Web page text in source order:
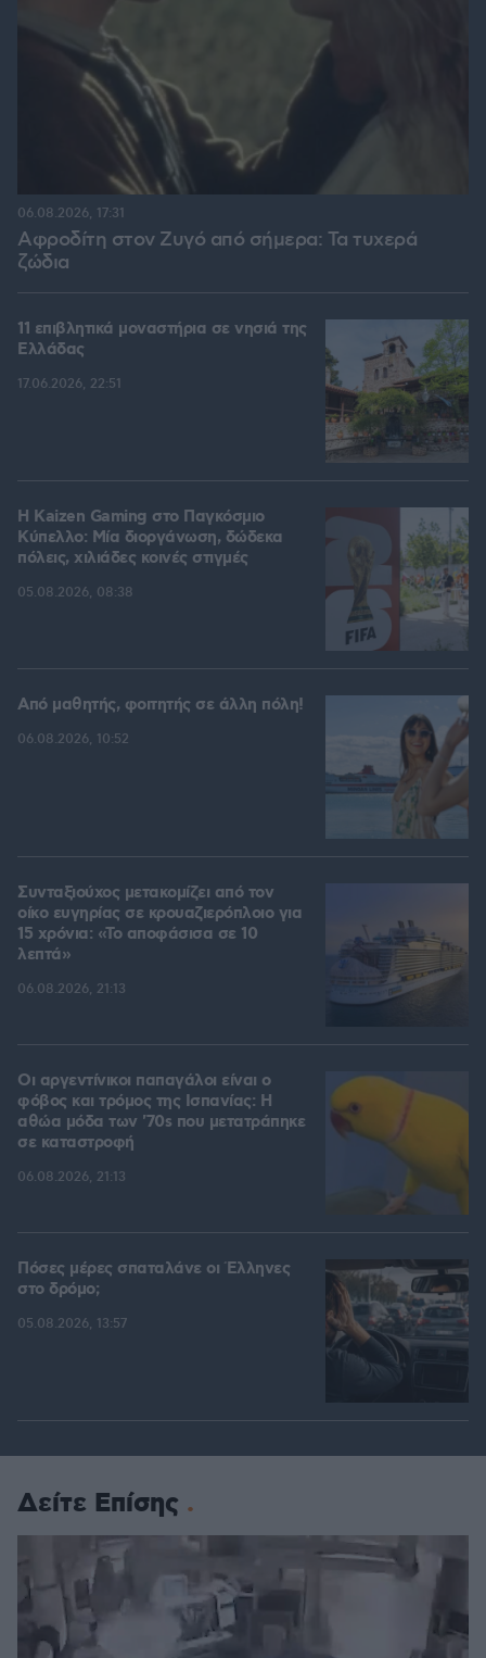
Αφροδίτη στον Ζυγό από σήμερα: Τα τυχερά
ζώδια
06.08.2026, 17:31
11 επιβλητικά μοναστήρια σε νησιά της
Ελλάδας
17.06.2026, 22:51
H Kaizen Gaming στο Παγκόσμιο
Kύπελλο: Μία διοργάνωση, δώδεκα
πόλεις, χιλιάδες κοινές στιγμές
05.08.2026, 08:38
Από μαθητής, φοιτητής σε άλλη πόλη!
06.08.2026, 10:52
Συνταξιούχος μετακομίζει από τον
οίκο ευγηρίας σε κρουαζιερόπλοιο για
15 χρόνια: «Το αποφάσισα σε 10
λεπτά»
06.08.2026, 21:13
Οι αργεντίνικοι παπαγάλοι είναι ο
φόβος και τρόμος της Ισπανίας: Η
αθώα μόδα των '70s που μετατράπηκε
σε καταστροφή
06.08.2026, 21:13
Πόσες μέρες σπαταλάνε οι Έλληνες
στο δρόμο;
05.08.2026, 13:57
Δείτε Επίσης